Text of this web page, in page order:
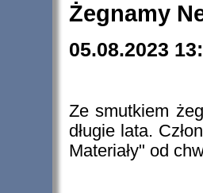
Żegnamy
05.08.2023
Ze smutkiem
długie lata.
Materiały" od